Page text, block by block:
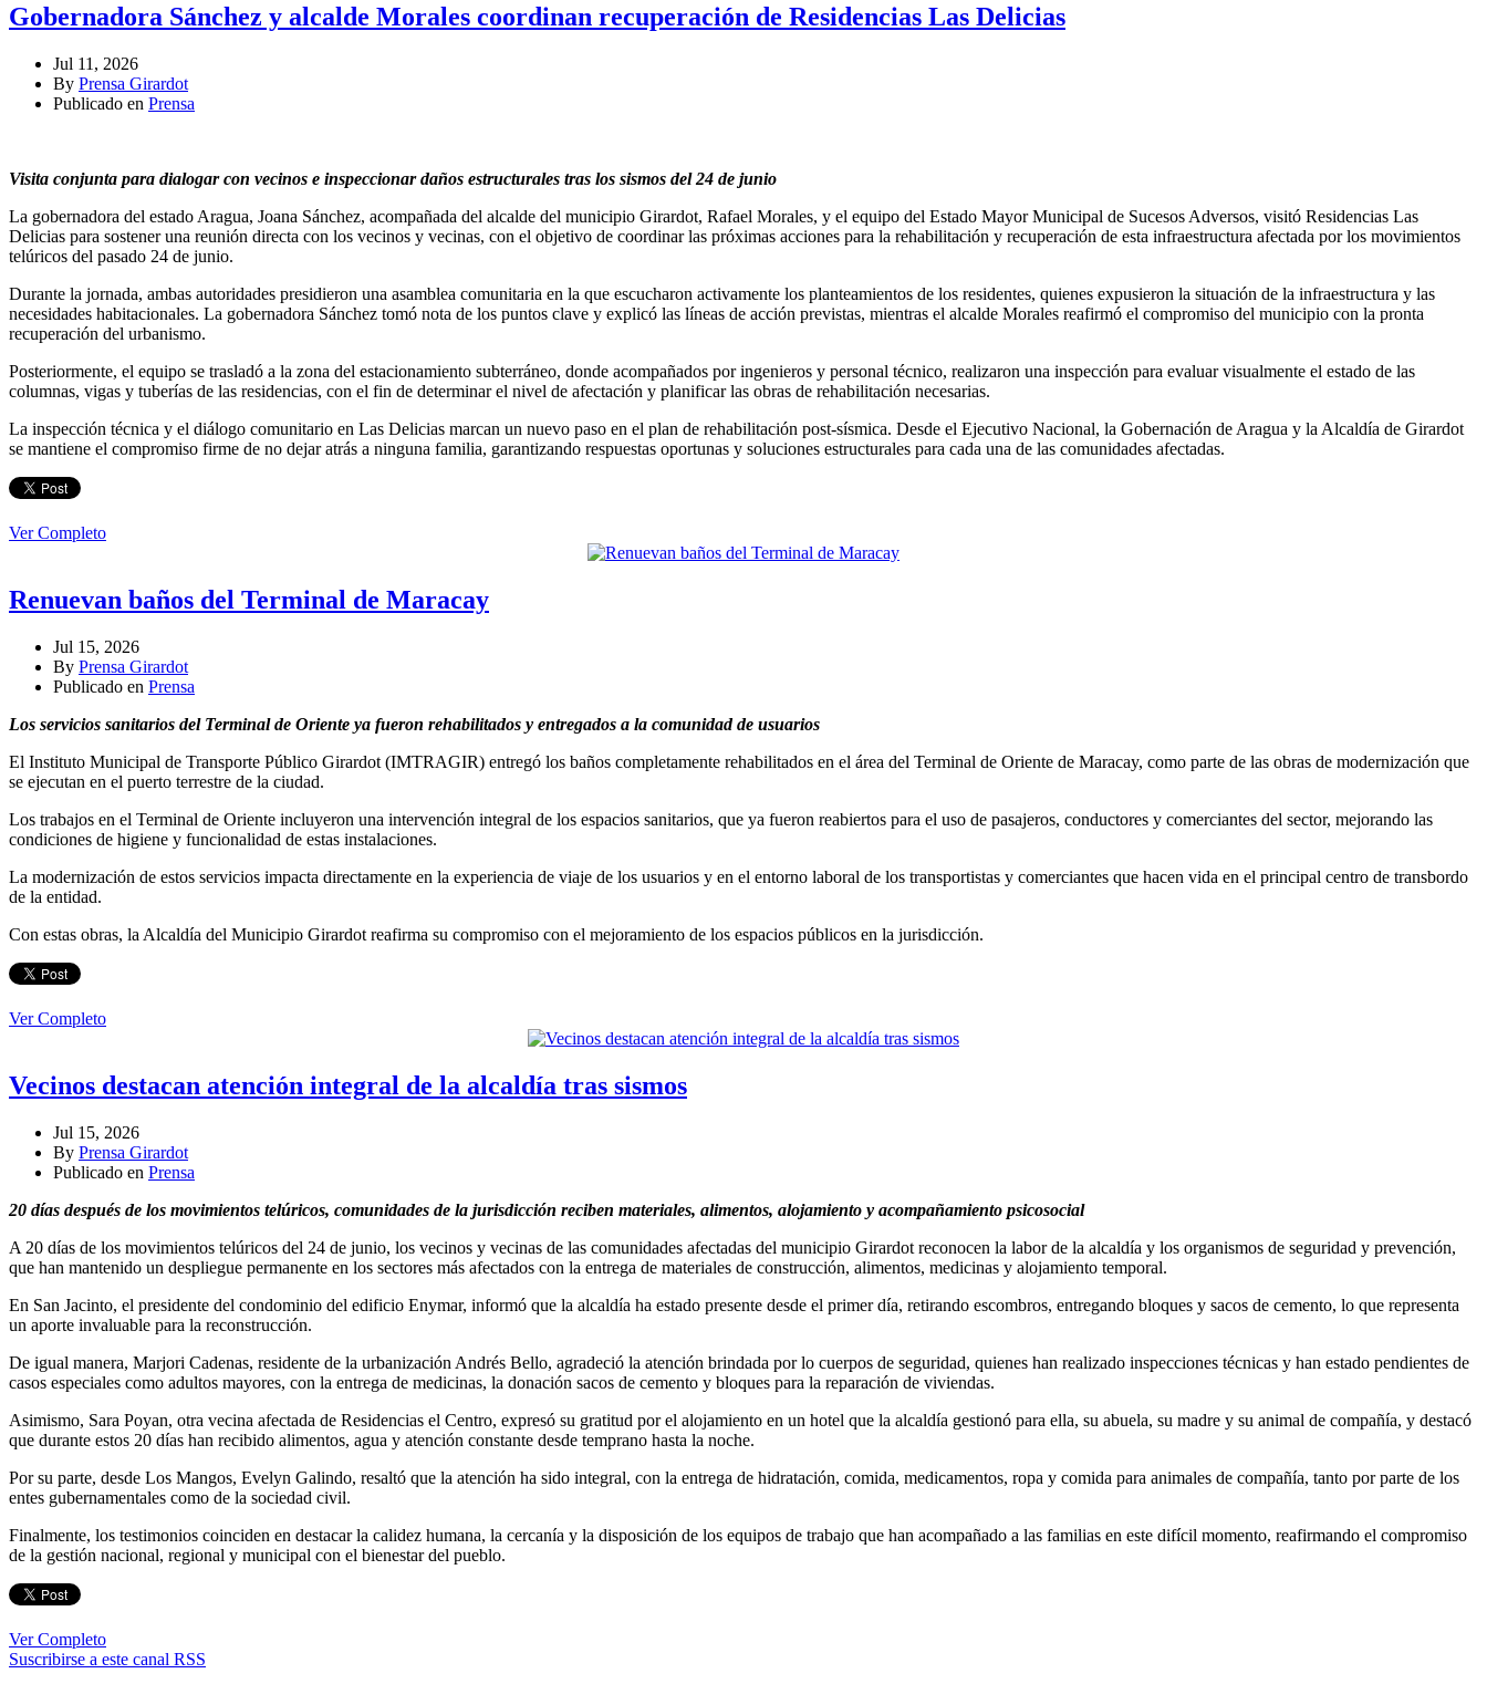
Gobernadora Sánchez y alcalde Morales coordinan recuperación de Residencias Las Delicias
Jul 11, 2026
By Prensa Girardot
Publicado en Prensa
Visita conjunta para dialogar con vecinos e inspeccionar daños estructurales tras los sismos del 24 de junio
La gobernadora del estado Aragua, Joana Sánchez, acompañada del alcalde del municipio Girardot, Rafael Morales, y el equipo del Estado Mayor Municipal de Sucesos Adversos, visitó Residencias Las
Delicias para sostener una reunión directa con los vecinos y vecinas, con el objetivo de coordinar las próximas acciones para la rehabilitación y recuperación de esta infraestructura afectada por los movimientos
telúricos del pasado 24 de junio.
Durante la jornada, ambas autoridades presidieron una asamblea comunitaria en la que escucharon activamente los planteamientos de los residentes, quienes expusieron la situación de la infraestructura y las
necesidades habitacionales. La gobernadora Sánchez tomó nota de los puntos clave y explicó las líneas de acción previstas, mientras el alcalde Morales reafirmó el compromiso del municipio con la pronta
recuperación del urbanismo.
Posteriormente, el equipo se trasladó a la zona del estacionamiento subterráneo, donde acompañados por ingenieros y personal técnico, realizaron una inspección para evaluar visualmente el estado de las
columnas, vigas y tuberías de las residencias, con el fin de determinar el nivel de afectación y planificar las obras de rehabilitación necesarias.
La inspección técnica y el diálogo comunitario en Las Delicias marcan un nuevo paso en el plan de rehabilitación post-sísmica. Desde el Ejecutivo Nacional, la Gobernación de Aragua y la Alcaldía de Girardot
se mantiene el compromiso firme de no dejar atrás a ninguna familia, garantizando respuestas oportunas y soluciones estructurales para cada una de las comunidades afectadas.
Ver Completo
Renuevan baños del Terminal de Maracay
Jul 15, 2026
By Prensa Girardot
Publicado en Prensa
Los servicios sanitarios del Terminal de Oriente ya fueron rehabilitados y entregados a la comunidad de usuarios
El Instituto Municipal de Transporte Público Girardot (IMTRAGIR) entregó los baños completamente rehabilitados en el área del Terminal de Oriente de Maracay, como parte de las obras de modernización que
se ejecutan en el puerto terrestre de la ciudad.
Los trabajos en el Terminal de Oriente incluyeron una intervención integral de los espacios sanitarios, que ya fueron reabiertos para el uso de pasajeros, conductores y comerciantes del sector, mejorando las
condiciones de higiene y funcionalidad de estas instalaciones.
La modernización de estos servicios impacta directamente en la experiencia de viaje de los usuarios y en el entorno laboral de los transportistas y comerciantes que hacen vida en el principal centro de transbordo
de la entidad.
Con estas obras, la Alcaldía del Municipio Girardot reafirma su compromiso con el mejoramiento de los espacios públicos en la jurisdicción.
Ver Completo
Vecinos destacan atención integral de la alcaldía tras sismos
Jul 15, 2026
By Prensa Girardot
Publicado en Prensa
20 días después de los movimientos telúricos, comunidades de la jurisdicción reciben materiales, alimentos, alojamiento y acompañamiento psicosocial
A 20 días de los movimientos telúricos del 24 de junio, los vecinos y vecinas de las comunidades afectadas del municipio Girardot reconocen la labor de la alcaldía y los organismos de seguridad y prevención,
que han mantenido un despliegue permanente en los sectores más afectados con la entrega de materiales de construcción, alimentos, medicinas y alojamiento temporal.
En San Jacinto, el presidente del condominio del edificio Enymar, informó que la alcaldía ha estado presente desde el primer día, retirando escombros, entregando bloques y sacos de cemento, lo que representa
un aporte invaluable para la reconstrucción.
De igual manera, Marjori Cadenas, residente de la urbanización Andrés Bello, agradeció la atención brindada por lo cuerpos de seguridad, quienes han realizado inspecciones técnicas y han estado pendientes de
casos especiales como adultos mayores, con la entrega de medicinas, la donación sacos de cemento y bloques para la reparación de viviendas.
Asimismo, Sara Poyan, otra vecina afectada de Residencias el Centro, expresó su gratitud por el alojamiento en un hotel que la alcaldía gestionó para ella, su abuela, su madre y su animal de compañía, y destacó
que durante estos 20 días han recibido alimentos, agua y atención constante desde temprano hasta la noche.
Por su parte, desde Los Mangos, Evelyn Galindo, resaltó que la atención ha sido integral, con la entrega de hidratación, comida, medicamentos, ropa y comida para animales de compañía, tanto por parte de los
entes gubernamentales como de la sociedad civil.
Finalmente, los testimonios coinciden en destacar la calidez humana, la cercanía y la disposición de los equipos de trabajo que han acompañado a las familias en este difícil momento, reafirmando el compromiso
de la gestión nacional, regional y municipal con el bienestar del pueblo.
Ver Completo
Suscribirse a este canal RSS